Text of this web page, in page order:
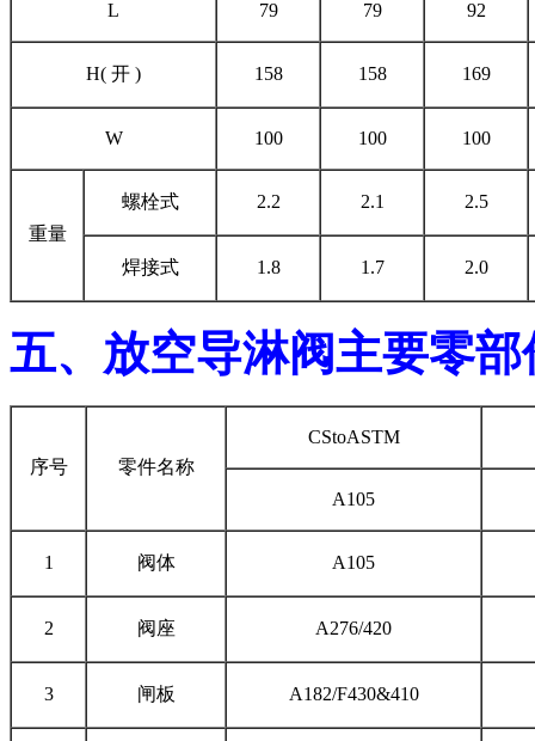
L 79 79 92
H( 开 ) 158 158 169
W 100 100 100
重量
螺栓式 2.2 2.1 2.5
焊接式 1.8 1.7 2.0
五、放空导淋阀主要零
序号 零件名称
CStoASTM
A105
1 阀体 A105
2 阀座 A276/420
3 闸板 A182/F430&410